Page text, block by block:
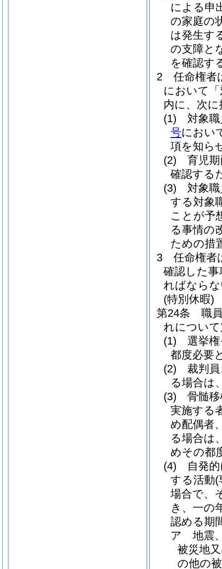
による申
の家庭の
は発生す
の支障と
を確認す
2
任命権者
において
内に、次
(1)
対象
号におい
項を知ら
(2)
育児
確認する
(3)
対象
する対象
ことが予
る事情の
ための措
3
任命権者
確認した
ればなら
(特別休暇)
第24条
職
れについ
(1)
選挙
都度必要
(2)
裁判
る場合は
(3)
骨髄
実施する
め配偶者
る場合は
めその都
(4)
自発
する活動(
場合で、
き、一の
認める期
ア
地震
被災地
の他の